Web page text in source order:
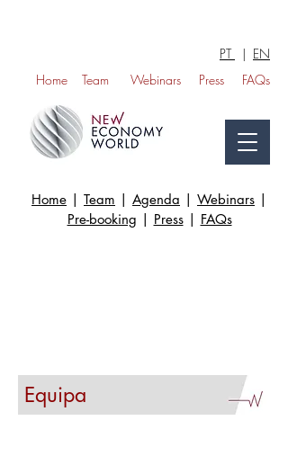
PT | EN
Home
Team Webinars Press FAQs
Home | Team | Agenda | Webinars |
Pre-booking | Press| FAQs
Equipa